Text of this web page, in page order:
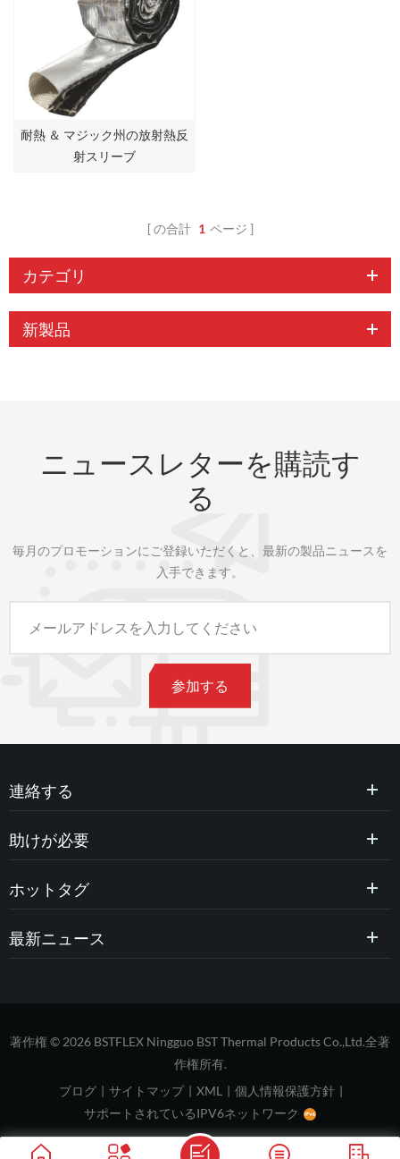
耐熱 ＆ マジック州の放射熱反
射スリーブ
の合計 1 ページ
カテゴリ
新製品
ニュースレターを購読す
る
毎月のプロモーションにご登録いただくと、最新の製品ニュースを
入手できます。
連絡する
助けが必要
ホットタグ
最新ニュース
著作権 © 2026 BSTFLEX Ningguo BST Thermal Products Co.,Ltd.全著
作権所有.
ブログ | サイトマップ | XML | 個人情報保護方針 |
サポートされているIPV6ネットワーク